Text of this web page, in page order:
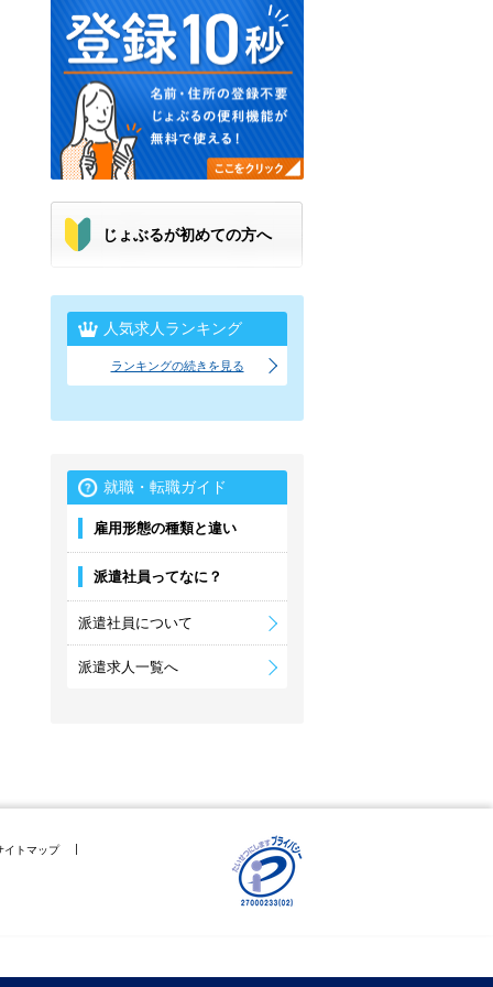
じょぶるが初めての方へ
人気求人ランキング
ランキングの続きを見る
就職・転職ガイド
雇用形態の種類と違い
派遣社員ってなに？
派遣社員について
派遣求人一覧へ
イトマップ